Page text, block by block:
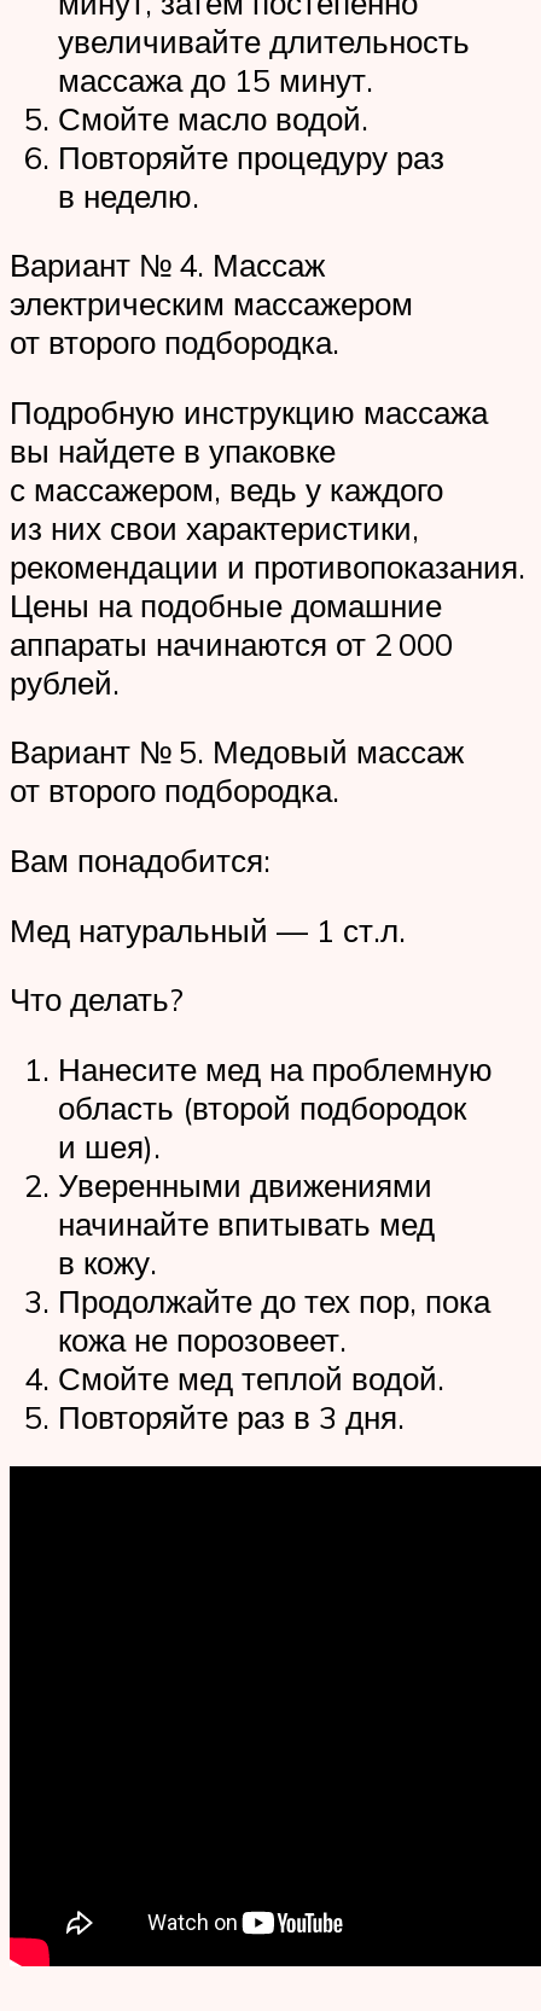
увеличивайте длительность
массажа до 15 минут.
Смойте масло водой.
Повторяйте процедуру раз
в неделю.
Вариант № 4. Массаж
электрическим массажером
от второго подбородка.
Подробную инструкцию массажа
вы найдете в упаковке
с массажером, ведь у каждого
из них свои характеристики,
рекомендации и противопоказания.
Цены на подобные домашние
аппараты начинаются от 2 000
рублей.
Вариант № 5. Медовый массаж
от второго подбородка.
Вам понадобится:
Мед натуральный — 1 ст.л.
Что делать?
Нанесите мед на проблемную
область (второй подбородок
и шея).
Уверенными движениями
начинайте впитывать мед
в кожу.
Продолжайте до тех пор, пока
кожа не порозовеет.
Смойте мед теплой водой.
Повторяйте раз в 3 дня.